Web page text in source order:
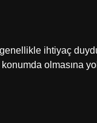
ihtiyaç
olmasına